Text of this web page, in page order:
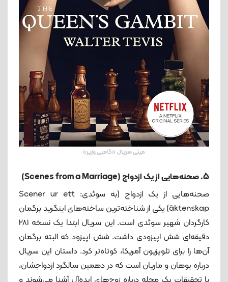
مینی سریال «گامبی وزیر»
5. صحنه‌هایی از یک ازدواج (Scenes from a Marriage)
صحنه‌هایی از یک ازدواج (به سوئدی: Scener ur ett
äktenskap) یکی از شناخته‌ترین ساخته‌های اینگرید برگمان
کارگردان شهیر سوئدی است. این سریال ابتدا یک نسخه 281
دقیقه‌ای شش اپیزودی داشت. شش اپیزود که البته برگمان
آن‌ها را برای تلویزیون آمریکا، کوتاه‌تر کرد. داستان این سریال
درباره یوهان و ماریان است که در دهمین سالگرد ازدواجشان،